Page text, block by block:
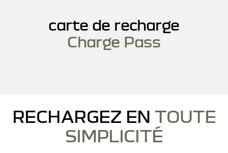
carte de recharge
Charge Pass
RECHARGEZ EN TOUTE
SIMPLICITÉ